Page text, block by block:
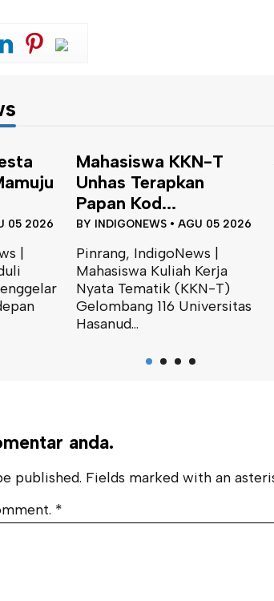
05 2026
|
Mahasiswa KKN-T
Unhas Terapkan
Papan Kod...
BY INDIGONEWS • AGU 05 2026
Pinrang, IndigoNews |
Mahasiswa Kuliah Kerja
Nyata Tematik (KKN-T)
Gelombang 116 Universitas
Hasanud...
anda.
published. Fields marked with an
*